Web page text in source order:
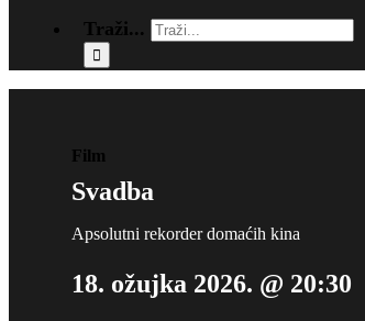
Traži...
Film
Svadba
Apsolutni rekorder domaćih kina
18. ožujka 2026. @ 20:30